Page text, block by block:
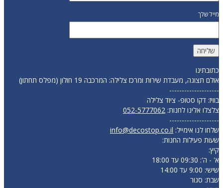
מייל שלך
כתובתינו
אולם תצוגה, מעבדת שירות ומרכז צלילה: המרכבה 19 חולון (מפלס תחתון)
--------------------
בוויז: דקו סטופ- ציוד צלילה
צלצלו אלינו לחנות: 052-5777062
--------------------
שלחו לנו אימייל: info@decostop.co.il
שעות פעילות החנות:
קיץ:
א' - ה': 09:30 עד 18:00
שישי: 9:00 עד 14:00
שבת: סגור